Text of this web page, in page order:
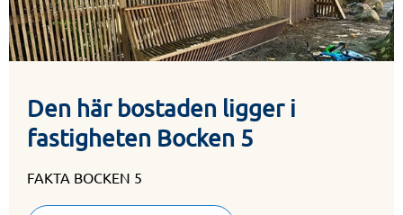
Den här bostaden ligger i
fastigheten Bocken 5
FAKTA BOCKEN 5